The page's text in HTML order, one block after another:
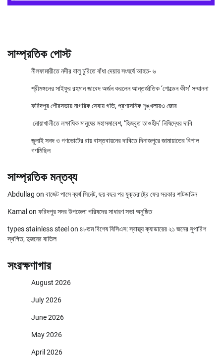
সাম্প্রতিক পোস্ট
নীলফামারীতে নদীর বালু চুরিতে বাঁধা দেয়ায় সংঘর্ষে আহত- ৬
শ্রীমঙ্গলের সাইফুর রহমান জাবেদ অর্জন করলেন আন্তর্জাতিক ‘গোল্ডেন কীস’ সম্মাননা
ফরিদপুর পৌরসভায় নাগরিক সেবায় গতি, প্রশাসনিক শৃঙ্খলায়ও জোর
নোয়াখালীতে লক্ষাধিক মানুষের মহাসমাবেশ, ‘হিজবুত তাওহীদ’ নিষিদ্ধের দাবি
জুলাই সনদ ও গণভোটের রায় বাস্তবায়নের দাবিতে দিনাজপুরে জামায়াতের বিশাল
গণমিছিল
সাম্প্রতিক মন্তব্য
Abdullag on বাজেট পাসে ব্যর্থ সিনেট, ছয় বছর পর যুক্তরাষ্ট্রে ফের সরকার শাটডাউন
Kamal on ফরিদপুর সদর উপজেলা পরিষদের সাধারণ সভা অনুষ্ঠিত
types stainless steel on ৪৮তম বিশেষ বিসিএস: স্বাস্থ্য ক্যাডারের ২১ জনের সুপারিশ
স্থগিত, দুজনের বাতিল
সংরক্ষণাগার
August 2026
July 2026
June 2026
May 2026
April 2026